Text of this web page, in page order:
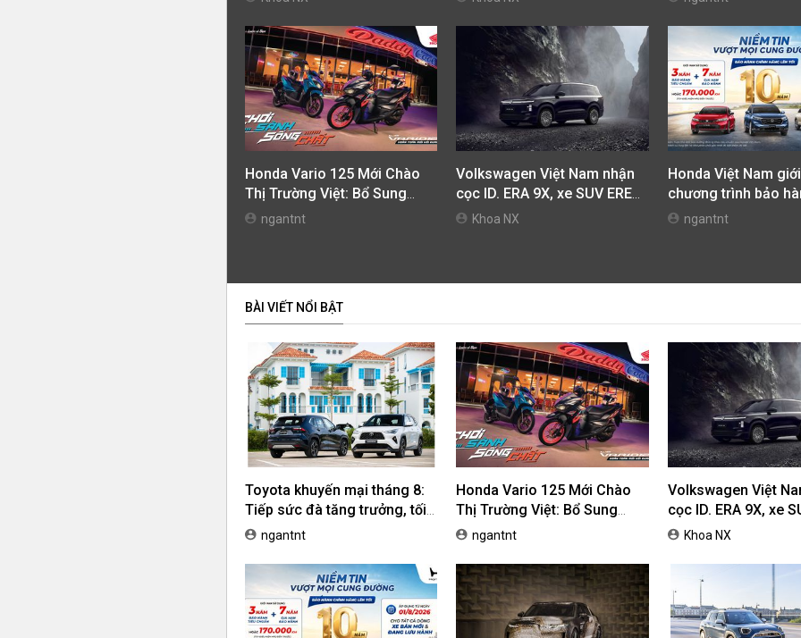
Honda Vario 125 Mới Chào
Thị Trường Việt: Bổ Sung
Phiên Bản Street, Giá Từ
ngantnt
Volkswagen Việt Nam nhận
cọc ID. ERA 9X, xe SUV EREV
dự kiến giá dưới 3 tỷ đồng
Khoa NX
Honda Việt Nam
chương trình bảo
hãng lên tới 10 năm
ngantnt
BÀI VIẾT NỔI BẬT
Toyota khuyến mại tháng 8:
Tiếp sức đà tăng trưởng, tối
ưu chi phí mua xe
ngantnt
Honda Vario 125 Mới Chào
Thị Trường Việt: Bổ Sung
Phiên Bản Street, Giá Từ
ngantnt
Volkswagen Việt
cọc ID. ERA 9X, xe
dự kiến giá dưới 3 tỷ
Khoa NX